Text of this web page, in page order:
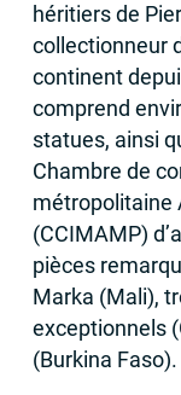
héritiers de
collectionneur
continent
comprend
statues, ainsi
Chambre de
métropolitaine
(CCIMAMP)
pièces
Marka (Mali),
exceptionnels
(Burkina Faso).